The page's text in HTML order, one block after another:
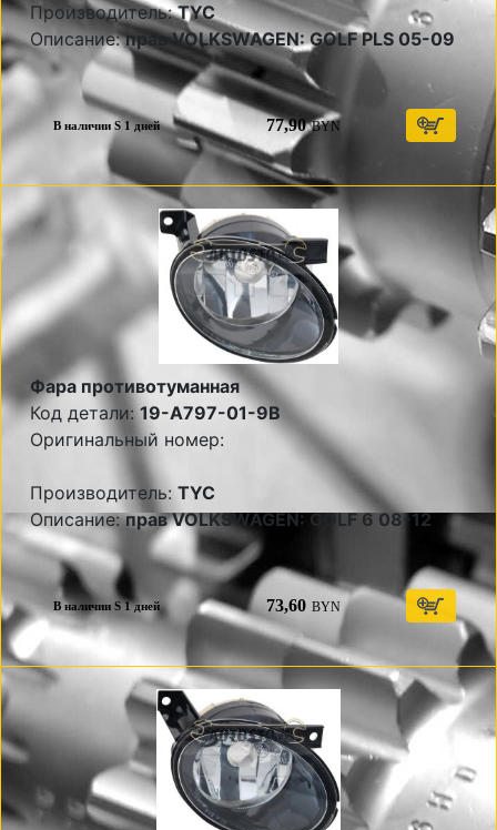
Производитель:TYC
Описание:прав VOLKSWAGEN: GOLF PLS 05-09
В наличии S 1 дней 77,90 BYN
Фара противотуманная
Код детали:19-A797-01-9B
Оригинальный номер:
Производитель: TYC
Описание:прав VOLKSWAGEN: GOLF 6 08-12
В наличии S 1 дней 73,60 BYN